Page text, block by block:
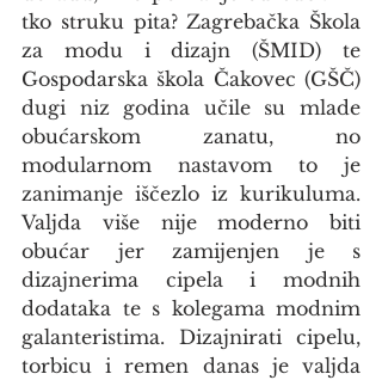
tko struku pita? Zagrebačka Škola
za modu i dizajn (ŠMID) te
Gospodarska škola Čakovec (GŠČ)
dugi niz godina učile su mlade
obućarskom zanatu, no
modularnom nastavom to je
zanimanje iščezlo iz kurikuluma.
Valjda više nije moderno biti
obućar jer zamijenjen je s
dizajnerima cipela i modnih
dodataka te s kolegama modnim
galanteristima. Dizajnirati cipelu,
torbicu i remen danas je valjda